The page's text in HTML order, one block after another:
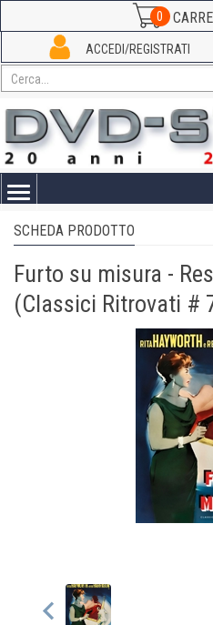
0
ACCEDI/REGISTRATI
Toggle
SCHEDA PRODOTTO
Furto su misura -
(Classici Ritrovati #